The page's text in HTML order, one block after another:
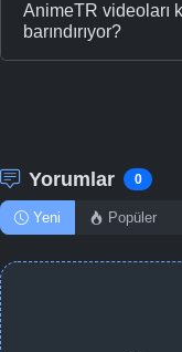
AnimeTR videoları
barındırıyor?
Yorumlar 0
Yeni Popüler